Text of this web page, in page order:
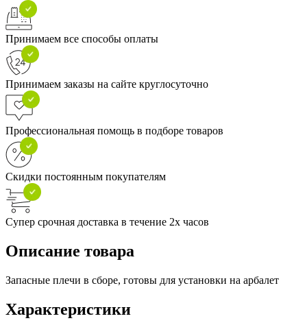
Принимаем все способы оплаты
Принимаем заказы на сайте круглосуточно
Профессиональная помощь в подборе товаров
Скидки постоянным покупателям
Супер срочная доставка в течение 2х часов
Описание товара
Запасные плечи в сборе, готовы для установки на арбалет
Характеристики